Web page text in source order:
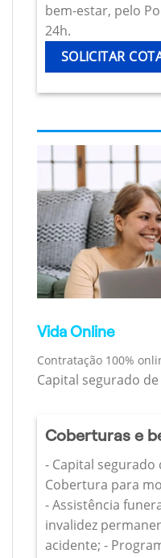
bem-estar, pelo
24h.
SOLICITAR
Vida Online
Contratação 100%
Capital segurado
Coberturas e
- Capital segurado
Cobertura para
- Assistência
invalidez
acidente; -